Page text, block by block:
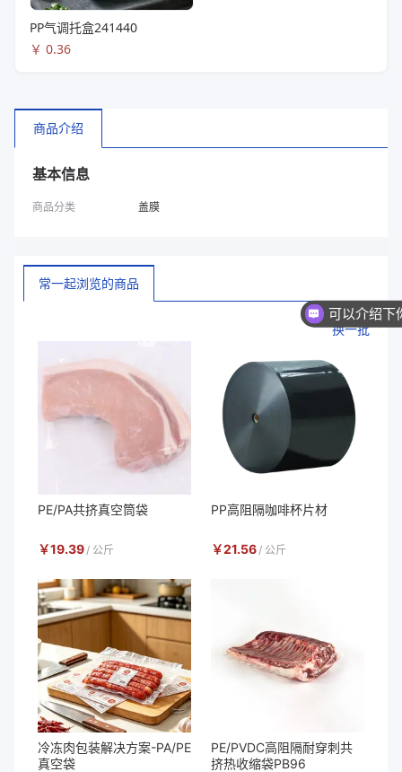
PP气调托盒241440
￥ 0.36
商品介绍
基本信息
商品分类 盖膜
常一起浏览的商品
换一批
PE/PA共挤真空筒袋
￥19.39 / 公斤
PP高阻隔咖啡杯片材
￥21.56 / 公斤
冷冻肉包装解决方案-PA/PE
真空袋
PE/PVDC高阻隔耐穿刺共
挤热收缩袋PB96